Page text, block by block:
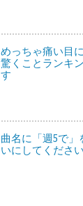
めっちゃ痛い目
驚くことランキ
す
曲名に「週5で」
いにしてください